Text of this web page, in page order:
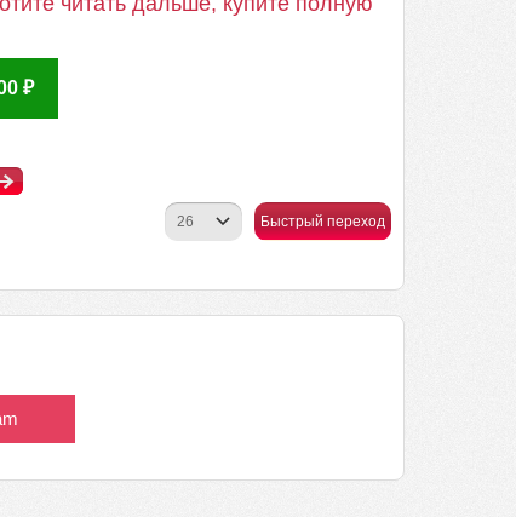
₽
Быстрый переход